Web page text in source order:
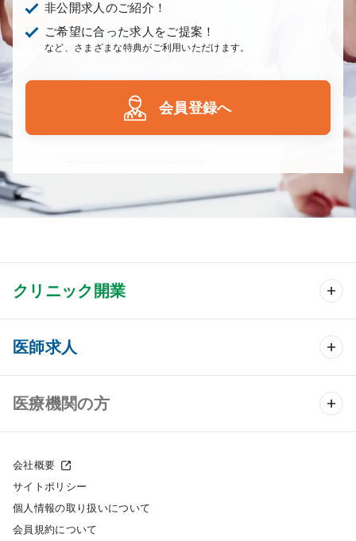
非公開求人のご紹介！
ご希望に合った求人をご提案！
など、さまざまな特典がご利用いただけます。
会員登録へ
クリニック開業
クリニック開業 TOP
クリニック物件検索
クリニックの開業スタイル
クリニック開業までの流れ
医師求人
医師求人 TOP
常勤求人検索
非常勤求人検索
スポット求人検索
医療機関の方
採用をお考えの医療機関の方
会社概要
サイトポリシー
個人情報の取り扱いについて
会員規約について